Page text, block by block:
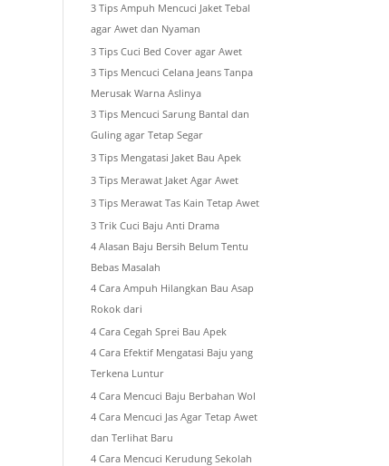
3 Tips Ampuh Mencuci Jaket Tebal
agar Awet dan Nyaman
3 Tips Cuci Bed Cover agar Awet
3 Tips Mencuci Celana Jeans Tanpa
Merusak Warna Aslinya
3 Tips Mencuci Sarung Bantal dan
Guling agar Tetap Segar
3 Tips Mengatasi Jaket Bau Apek
3 Tips Merawat Jaket Agar Awet
3 Tips Merawat Tas Kain Tetap Awet
3 Trik Cuci Baju Anti Drama
4 Alasan Baju Bersih Belum Tentu
Bebas Masalah
4 Cara Ampuh Hilangkan Bau Asap
Rokok dari
4 Cara Cegah Sprei Bau Apek
4 Cara Efektif Mengatasi Baju yang
Terkena Luntur
4 Cara Mencuci Baju Berbahan Wol
4 Cara Mencuci Jas Agar Tetap Awet
dan Terlihat Baru
4 Cara Mencuci Kerudung Sekolah